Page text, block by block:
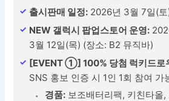
출시판매 일정: 2026년 3월 7일(
NEW 갤럭시 팝업스토어 운영:
3월 12일(목) (장소: B2 뮤직바)
[EVENT ①] 100% 당첨 럭키드로
SNS 홍보 인증 시 1인 1회 참여 가
경품: 보조배터리팩, 키친타올,